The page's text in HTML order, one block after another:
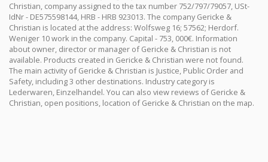
Christian, company assigned to the tax number 752/797/79057, USt-
IdNr - DE575598144, HRB - HRB 923013. The company Gericke &
Christian is located at the address: Wolfsweg 16; 57562; Herdorf.
Weniger 10 work in the company. Capital - 753, 000€. Information
about owner, director or manager of Gericke & Christian is not
available. Products created in Gericke & Christian were not found.
The main activity of Gericke & Christian is Justice, Public Order and
Safety, including 3 other destinations. Industry category is
Lederwaren, Einzelhandel. You can also view reviews of Gericke &
Christian, open positions, location of Gericke & Christian on the map.